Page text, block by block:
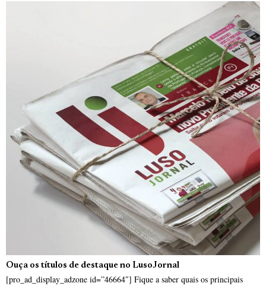
Ouça os títulos de destaque no LusoJornal
[pro_ad_display_adzone id=”46664″] Fique a saber quais os principais